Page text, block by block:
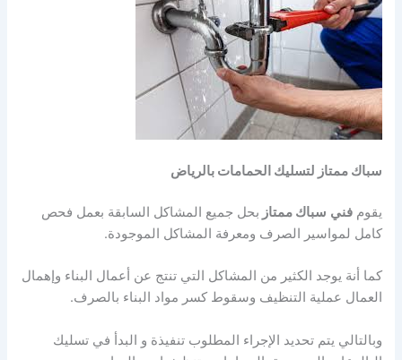
سباك ممتاز لتسليك الحمامات بالرياض
يقومفني سباك ممتاز بحل جميع المشاكل السابقة بعمل فحص
كامل لمواسير الصرف ومعرفة المشاكل الموجودة.
كما أنة يوجد الكثير من المشاكل التي تنتج عن أعمال البناء وإهمال
العمال عملية التنظيف وسقوط كسر مواد البناء بالصرف.
وبالتالي يتم تحديد الإجراء المطلوب تنفيذة و البدأ في تسليك